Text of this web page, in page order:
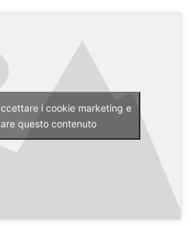
i cookie marketing e
questo contenuto